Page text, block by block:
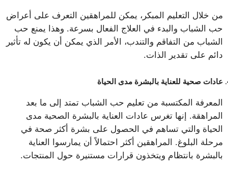
من خلال التعليم المبكر، يمكن للمراهقين التعرف على أعراض
حب الشباب والبدء في العلاج الفعال بسرعة. وهذا يمنع حب
الشباب من التفاقم والتندب، الأمر الذي يمكن أن يكون له تأثير
دائم على تقدير الذات.
عادات صحية للعناية بالبشرة مدى الحياة
المعرفة المكتسبة من تعليم حب الشباب تمتد إلى ما بعد
المراهقة. إنها تغرس عادات العناية بالبشرة الصحية مدى
الحياة والتي تساهم في الحصول على بشرة أكثر صحة في
مرحلة البلوغ. المراهقين أكثر احتمالاً أن يمارسوا العناية
بالبشرة بانتظام ويتخذون قرارات مستنيرة حول المنتجات.